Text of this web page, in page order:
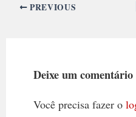
PREVIOUS
Deixe um comentário
Você precisa fazer o